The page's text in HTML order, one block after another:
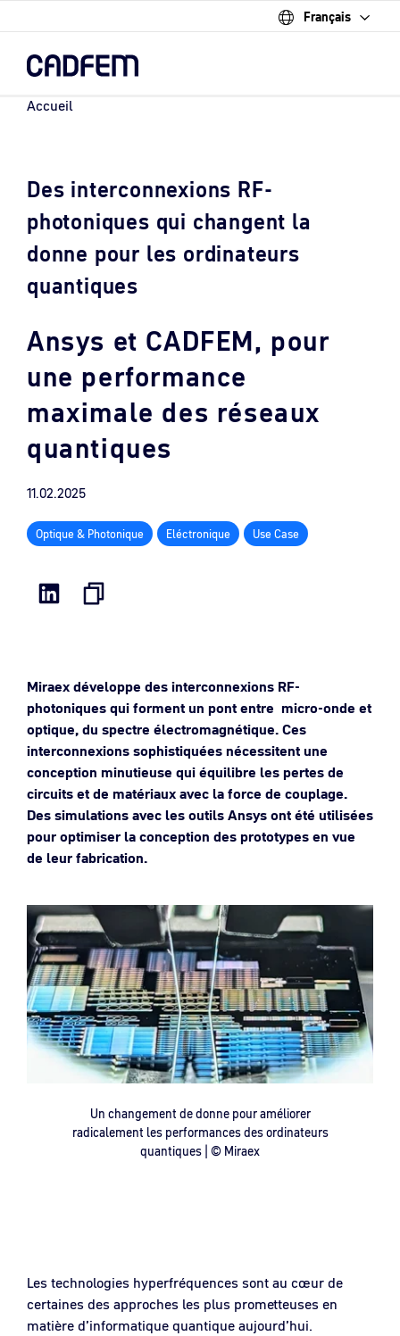
Français
content.
Accueil
Des interconnexions RF-
photoniques qui changent la
donne pour les ordinateurs
quantiques
Ansys et CADFEM, pour
une performance
maximale des réseaux
quantiques
11.02.2025
Optique & Photonique Eléctronique Use Case
Miraex développe des interconnexions RF-
photoniques qui forment un pont entre micro-onde et
optique, du spectre électromagnétique. Ces
interconnexions sophistiquées nécessitent une
conception minutieuse qui équilibre les pertes de
circuits et de matériaux avec la force de couplage.
Des simulations avec les outils Ansys ont été utilisées
pour optimiser la conception des prototypes en vue
de leur fabrication.
Un changement de donne pour améliorer
radicalement les performances des ordinateurs
quantiques | © Miraex
Les technologies hyperfréquences sont au cœur de
certaines des approches les plus prometteuses en
matière d’informatique quantique aujourd’hui.